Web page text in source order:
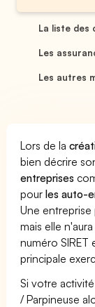
La liste des
Les
Les autres
Lors de la
bien décrire
entreprises
pourles auto-
Une entreprise
mais elle
numéro SIRET
principale
Si votre
/ Parpineuse